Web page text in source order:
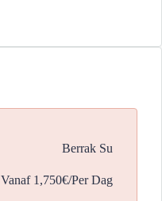
Berrak Su
Vanaf1,750€/Per Dag